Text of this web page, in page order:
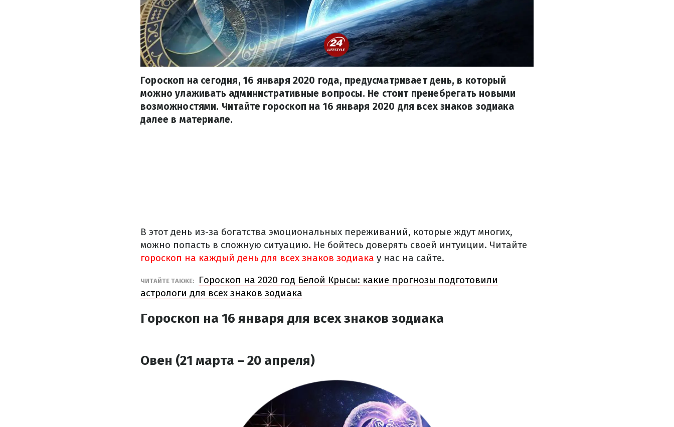
Гороскоп на сегодня, 16 января 2020 года, предусматривает день, в который
можно улаживать административные вопросы. Не стоит пренебрегать новыми
возможностями. Читайте гороскоп на 16 января 2020 для всех знаков зодиака
далее в материале.
В этот день из-за богатства эмоциональных переживаний, которые ждут многих,
можно попасть в сложную ситуацию. Не бойтесь доверять своей интуиции. Читайте
гороскоп на каждый день для всех знаков зодиака у нас на сайте.
ЧИТАЙТЕ ТАКЖЕ:
Гороскоп на 2020 год Белой Крысы: какие прогнозы подготовили
астрологи для всех знаков зодиака
Гороскоп на 16 января для всех знаков зодиака
Овен (21 марта – 20 апреля)